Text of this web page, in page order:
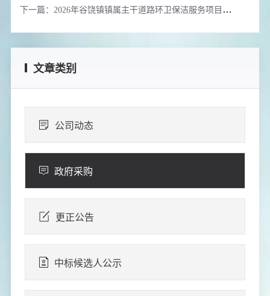
下一篇：2026年谷饶镇镇属主干道路环卫保洁服务项目成交公告
文章类别
公司动态
政府采购
更正公告
中标候选人公示